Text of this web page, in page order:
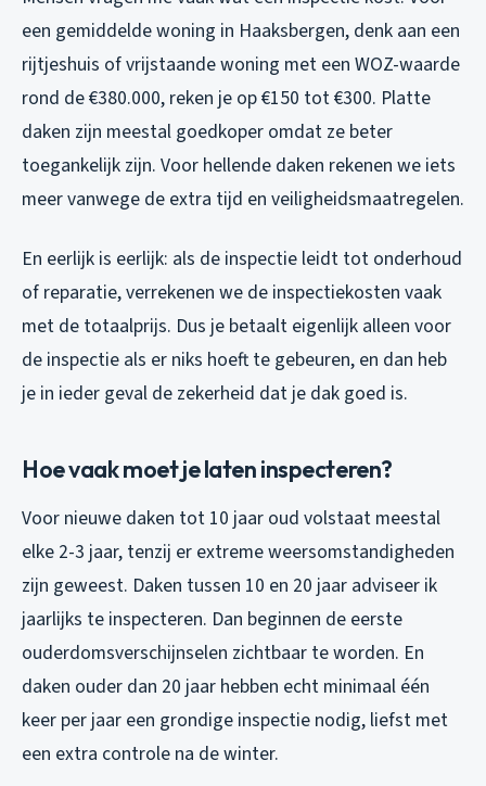
een gemiddelde woning in Haaksbergen, denk aan een
rijtjeshuis of vrijstaande woning met een WOZ-waarde
rond de €380.000, reken je op €150 tot €300. Platte
daken zijn meestal goedkoper omdat ze beter
toegankelijk zijn. Voor hellende daken rekenen we iets
meer vanwege de extra tijd en veiligheidsmaatregelen.
En eerlijk is eerlijk: als de inspectie leidt tot onderhoud
of reparatie, verrekenen we de inspectiekosten vaak
met de totaalprijs. Dus je betaalt eigenlijk alleen voor
de inspectie als er niks hoeft te gebeuren, en dan heb
je in ieder geval de zekerheid dat je dak goed is.
Hoe vaak moet je laten inspecteren?
Voor nieuwe daken tot 10 jaar oud volstaat meestal
elke 2-3 jaar, tenzij er extreme weersomstandigheden
zijn geweest. Daken tussen 10 en 20 jaar adviseer ik
jaarlijks te inspecteren. Dan beginnen de eerste
ouderdomsverschijnselen zichtbaar te worden. En
daken ouder dan 20 jaar hebben echt minimaal één
keer per jaar een grondige inspectie nodig, liefst met
een extra controle na de winter.